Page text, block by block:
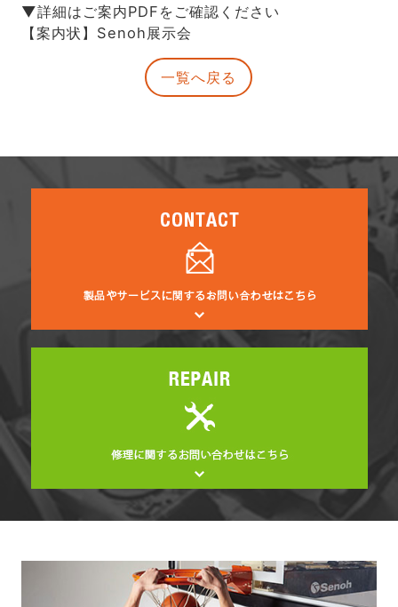
▼詳細はご案内PDFをご確認ください
【案内状】Senoh展示会
一覧へ戻る